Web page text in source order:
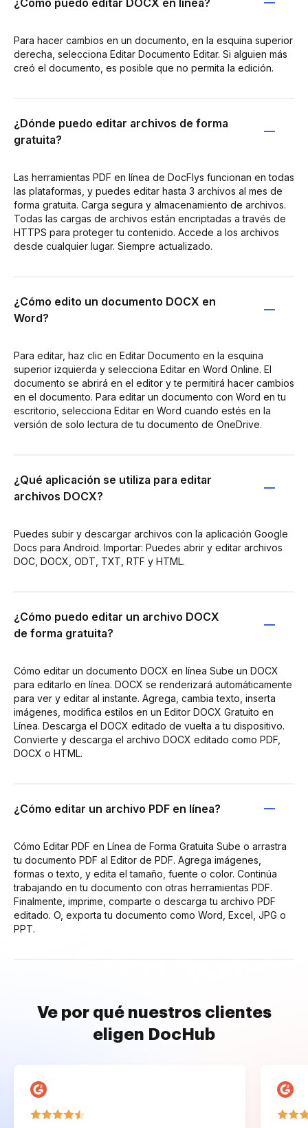
Para hacer cambios en un documento, en la esquina superior
derecha, selecciona Editar Documento Editar. Si alguien más
creó el documento, es posible que no permita la edición.
¿Dónde puedo editar archivos de forma
gratuita?
Las herramientas PDF en línea de DocFlys funcionan en todas
las plataformas, y puedes editar hasta 3 archivos al mes de
forma gratuita. Carga segura y almacenamiento de archivos.
Todas las cargas de archivos están encriptadas a través de
HTTPS para proteger tu contenido. Accede a los archivos
desde cualquier lugar. Siempre actualizado.
¿Cómo edito un documento DOCX en
Word?
Para editar, haz clic en Editar Documento en la esquina
superior izquierda y selecciona Editar en Word Online. El
documento se abrirá en el editor y te permitirá hacer cambios
en el documento. Para editar un documento con Word en tu
escritorio, selecciona Editar en Word cuando estés en la
versión de solo lectura de tu documento de OneDrive.
¿Qué aplicación se utiliza para editar
archivos DOCX?
Puedes subir y descargar archivos con la aplicación Google
Docs para Android. Importar: Puedes abrir y editar archivos
DOC, DOCX, ODT, TXT, RTF y HTML.
¿Cómo puedo editar un archivo DOCX
de forma gratuita?
Cómo editar un documento DOCX en línea Sube un DOCX
para editarlo en línea. DOCX se renderizará automáticamente
para ver y editar al instante. Agrega, cambia texto, inserta
imágenes, modifica estilos en un Editor DOCX Gratuito en
Línea. Descarga el DOCX editado de vuelta a tu dispositivo.
Convierte y descarga el archivo DOCX editado como PDF,
DOCX o HTML.
¿Cómo editar un archivo PDF en línea?
Cómo Editar PDF en Línea de Forma Gratuita Sube o arrastra
tu documento PDF al Editor de PDF. Agrega imágenes,
formas o texto, y edita el tamaño, fuente o color. Continúa
trabajando en tu documento con otras herramientas PDF.
Finalmente, imprime, comparte o descarga tu archivo PDF
editado. O, exporta tu documento como Word, Excel, JPG o
PPT.
Ve por qué nuestros clientes
eligen DocHub